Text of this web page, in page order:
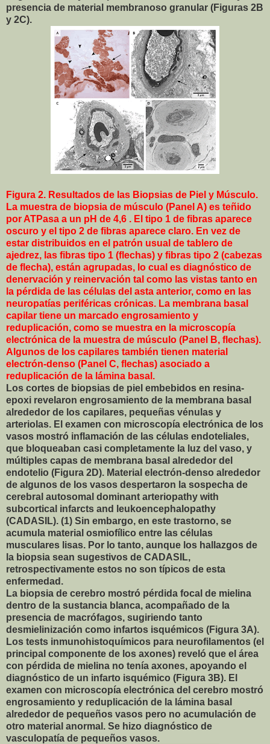
presencia de material membranoso granular (Figuras 2B
y 2C).
Figura 2. Resultados de las Biopsias de Piel y Músculo.
La muestra de biopsia de músculo (Panel A) es teñido
por ATPasa a un pH de 4,6 . El tipo 1 de fibras aparece
oscuro y el tipo 2 de fibras aparece claro. En vez de
estar distribuidos en el patrón usual de tablero de
ajedrez, las fibras tipo 1 (flechas) y fibras tipo 2 (cabezas
de flecha), están agrupadas, lo cual es diagnóstico de
denervación y reinervación tal como las vistas tanto en
la pérdida de las células del asta anterior, como en las
neuropatías periféricas crónicas. La membrana basal
capilar tiene un marcado engrosamiento y
reduplicación, como se muestra en la microscopía
electrónica de la muestra de músculo (Panel B, flechas).
Algunos de los capilares también tienen material
electrón-denso (Panel C, flechas) asociado a
reduplicación de la lámina basal.
Los cortes de biopsias de piel embebidos en resina-
epoxi revelaron engrosamiento de la membrana basal
alrededor de los capilares, pequeñas vénulas y
arteriolas. El examen con microscopía electrónica de los
vasos mostró inflamación de las células endoteliales,
que bloqueaban casi completamente la luz del vaso, y
múltiples capas de membrana basal alrededor del
endotelio (Figura 2D). Material electrón-denso alrededor
de algunos de los vasos despertaron la sospecha de
cerebral autosomal dominant arteriopathy with
subcortical infarcts and leukoencephalopathy
(CADASIL). (1) Sin embargo, en este trastorno, se
acumula material osmiofílico entre las células
musculares lisas. Por lo tanto, aunque los hallazgos de
la biopsia sean sugestivos de CADASIL,
retrospectivamente estos no son típicos de esta
enfermedad.
La biopsia de cerebro mostró pérdida focal de mielina
dentro de la sustancia blanca, acompañado de la
presencia de macrófagos, sugiriendo tanto
desmielinización como infartos isquémicos (Figura 3A).
Los tests inmunohistoquímicos para neurofilamentos (el
principal componente de los axones) reveló que el área
con pérdida de mielina no tenía axones, apoyando el
diagnóstico de un infarto isquémico (Figura 3B). El
examen con microscopía electrónica del cerebro mostró
engrosamiento y reduplicación de la lámina basal
alrededor de pequeños vasos pero no acumulación de
otro material anormal. Se hizo diagnóstico de
vasculopatía de pequeños vasos.